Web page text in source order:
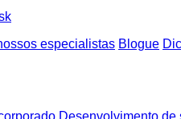
especialistas Blogue
Desenvolvimento